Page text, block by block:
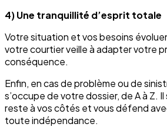
4) Une tranquillité d’esprit totale
Votre situation et vos besoins
votre courtier veille à adapter votre
conséquence.
Enfin, en cas de problème ou de
s’occupe de votre dossier, de A à Z.
reste à vos côtés et vous défend
toute indépendance.